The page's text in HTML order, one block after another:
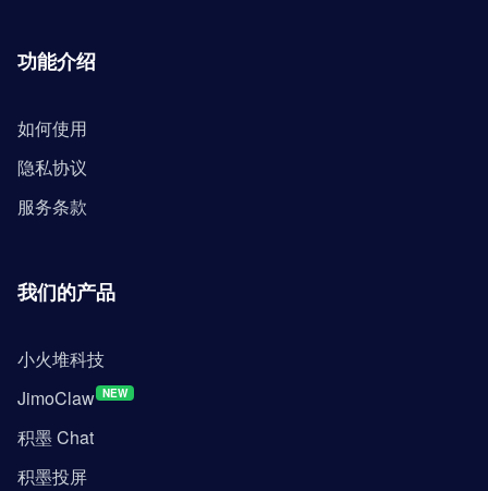
功能介绍
如何使用
隐私协议
服务条款
我们的产品
小火堆科技
JimoClaw NEW
积墨 Chat
积墨投屏